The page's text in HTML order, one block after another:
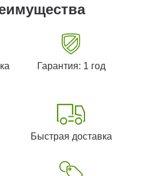
Гарантия: 1 год
Быстрая доставка